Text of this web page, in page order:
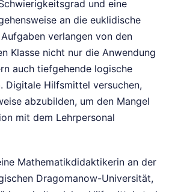
und eine
an die euklidische
verlangen von den
Klasse nicht nur die Anwendung
auch tiefgehende logische
Digitale Hilfsmittel versuchen,
abzubilden, um den Mangel
mit dem Lehrpersonal
Mathematikdidaktikerin an der
Dragomanow-Universität,